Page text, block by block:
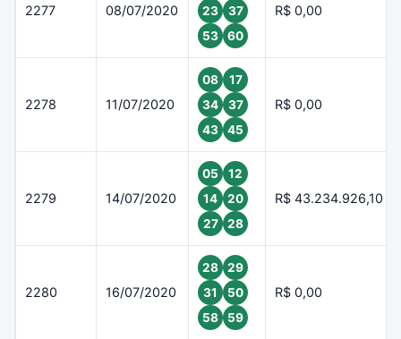
2277 08/07/2020
23
37
53
60
R$ 0,00
2278 11/07/2020
08
17
34
37
43
45
R$ 0,00
2279 14/07/2020
05
12
14
20
27
28
R$ 43.234.926,10
2280 16/07/2020
28
29
31
50
58
59
R$ 0,00